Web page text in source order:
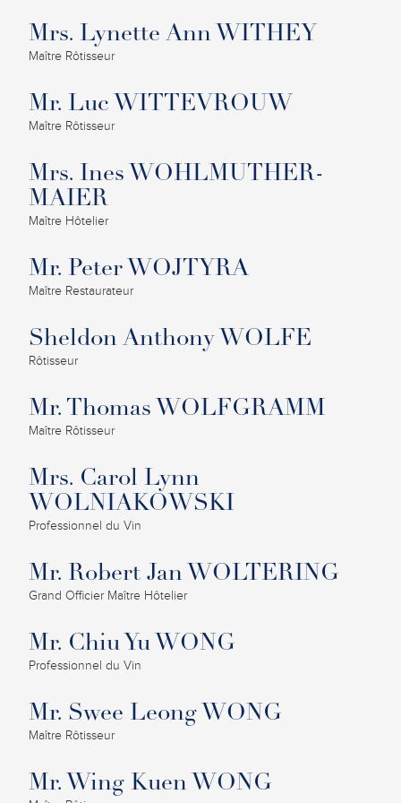
Mrs. Lynette Ann WITHEY
Maître Rôtisseur
Mr. Luc WITTEVROUW
Maître Rôtisseur
Mrs. Ines WOHLMUTHER-
MAIER
Maître Hôtelier
Mr. Peter WOJTYRA
Maître Restaurateur
Sheldon Anthony WOLFE
Rôtisseur
Mr. Thomas WOLFGRAMM
Maître Rôtisseur
Mrs. Carol Lynn
WOLNIAKOWSKI
Professionnel du Vin
Mr. Robert Jan WOLTERING
Grand Officier Maître Hôtelier
Mr. Chiu Yu WONG
Professionnel du Vin
Mr. Swee Leong WONG
Maître Rôtisseur
Mr. Wing Kuen WONG